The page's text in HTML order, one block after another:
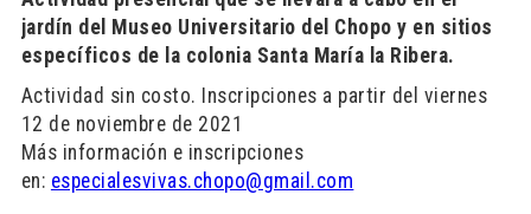
jardín del Museo Universitario del Chopo y en sitios
específicos de la colonia Santa María la Ribera.
Actividad sin costo. Inscripciones a partir del viernes
12 de noviembre de 2021
Más información e inscripciones
en: especialesvivas.chopo@gmail.com